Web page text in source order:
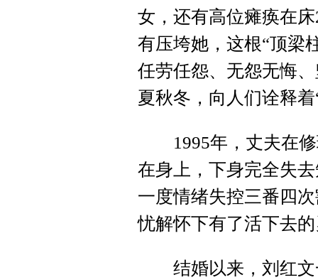
女，还有高位瘫痪在
有压垮她，这根“顶梁
任劳任怨、无怨无悔
夏秋冬，向人们诠释
1995年，丈夫在修
在身上，下身完全失
一度情绪失控三番四
忧解怀下有了活下去
结婚以来，刘红文